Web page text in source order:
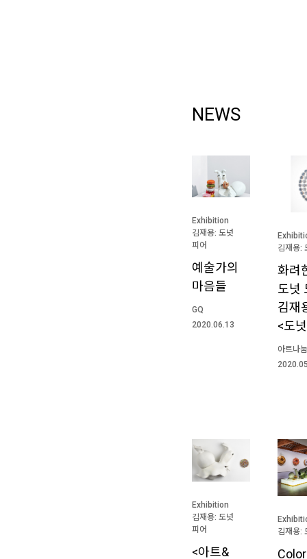
NEWS
Exhibition
김재용: 도넛
피어
예술가의
마음들
GQ
2020.06.13
김재용:
화려
도넛
김재
<도
아트나눔
Exhibition
김재용: 도넛
피어
<아트&
김재용: